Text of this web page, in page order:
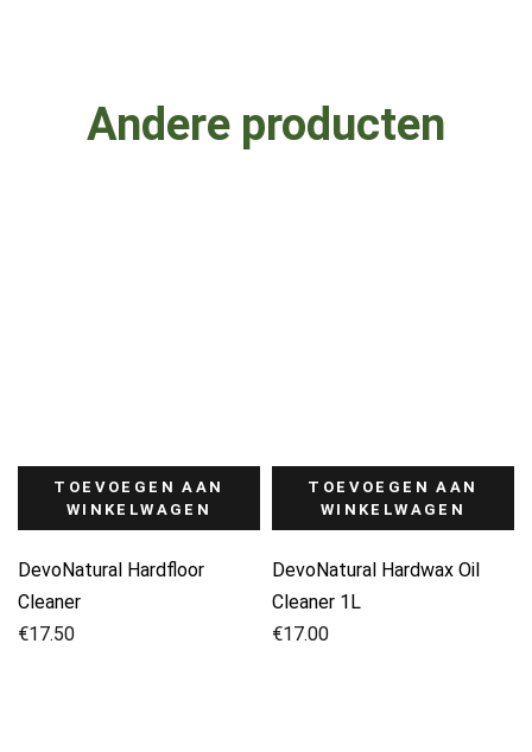
Andere producten
TOEVOEGEN AAN
WINKELWAGEN
DevoNatural Hardfloor
Cleaner
€17.50
TOEVOEGEN AAN
WINKELWAGEN
DevoNatural Hardwax Oil
Cleaner 1L
€17.00